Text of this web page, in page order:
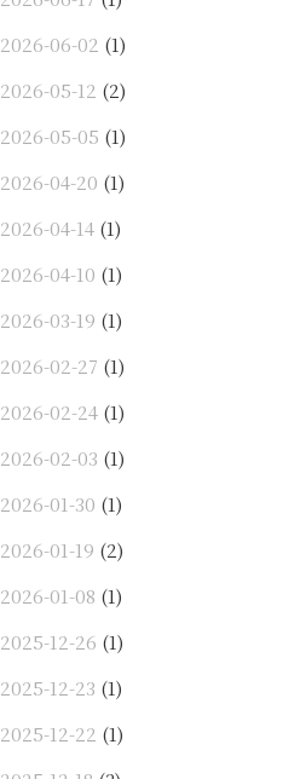
2026-06-02 (1)
2026-05-12 (2)
2026-05-05 (1)
2026-04-20 (1)
2026-04-14 (1)
2026-04-10 (1)
2026-03-19 (1)
2026-02-27 (1)
2026-02-24 (1)
2026-02-03 (1)
2026-01-30 (1)
2026-01-19 (2)
2026-01-08 (1)
2025-12-26 (1)
2025-12-23 (1)
2025-12-22 (1)